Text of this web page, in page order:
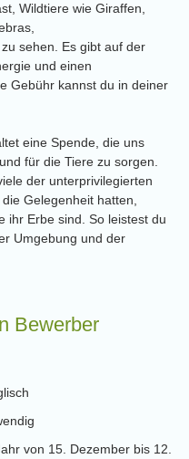
Wildtiere wie Giraffen,
sehen. Es gibt auf der
und einen
Gebühr kannst du in deiner
eine Spende, die uns
für die Tiere zu sorgen.
der unterprivilegierten
Gelegenheit hatten,
ihr Erbe sind. So leistest du
Umgebung und der
Bewerber
von 15. Dezember bis 12.